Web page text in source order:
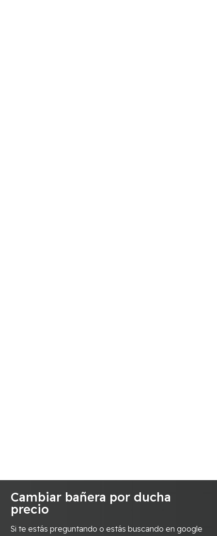
Cambiar bañera por ducha
precio
Si te estás preguntando o estás buscando en google